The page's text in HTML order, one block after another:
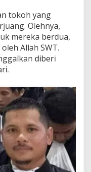
tokoh yang
Olehnya,
mereka berdua,
Allah SWT.
diberi